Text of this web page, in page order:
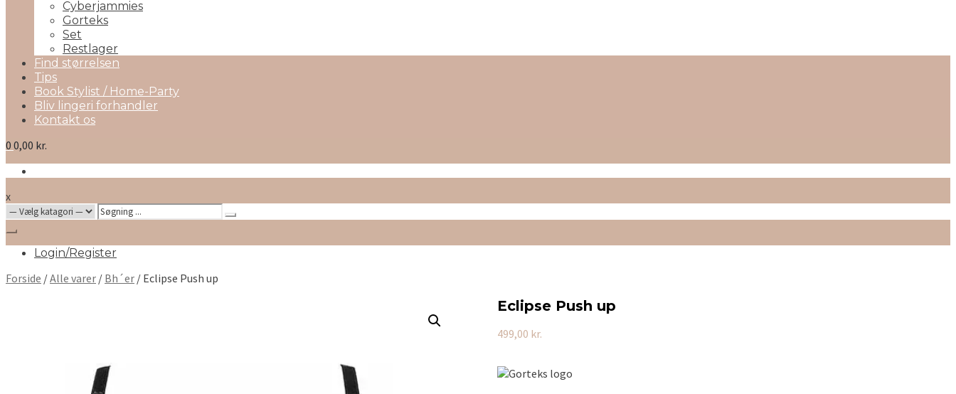
Cyberjammies
Gorteks
Set
Restlager
Find størrelsen
Tips
Book Stylist / Home-Party
Bliv lingeri forhandler
Kontakt os
0 0,00 kr.
x
Search
for:
Login/Register
Forside /Alle varer / Bh´er / Eclipse Push up
Eclipse Push up
499,00 kr.